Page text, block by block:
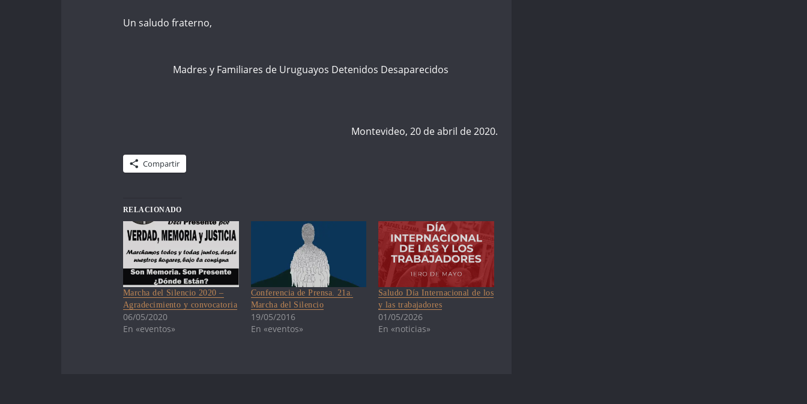
Un saludo fraterno,
Madres y Familiares de Uruguayos Detenidos Desaparecidos
Montevideo, 20 de abril de 2020.
Compartir
RELACIONADO
Marcha del Silencio 2020 –
Agradecimiento y convocatoria
06/05/2020
En «eventos»
Conferencia de Prensa. 21a.
Marcha del Silencio
19/05/2016
En «eventos»
Saludo Día Internacional de los
y las trabajadores
01/05/2026
En «noticias»